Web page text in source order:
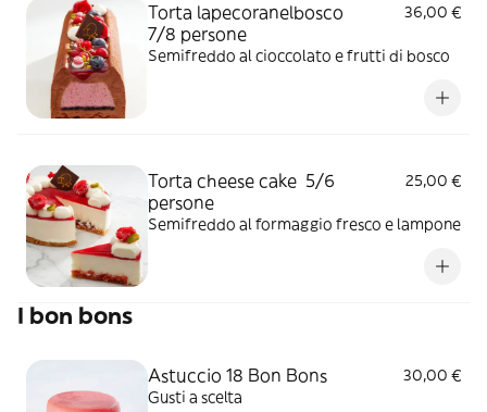
Torta lapecoranelbosco
7/8 persone
36,00 €
Semifreddo al cioccolato e frutti di bosco
Torta cheese cake 5/6
persone
25,00 €
Semifreddo al formaggio fresco e lampone
I bon bons
Astuccio 18 Bon Bons
30,00 €
Gusti a scelta